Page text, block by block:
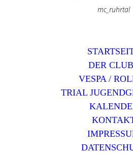
mc_ruhrtal
DER CLUB
VESPA /
TRIAL